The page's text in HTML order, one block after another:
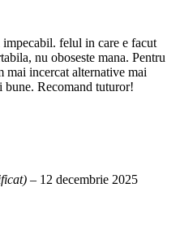
felul in care e facut
nu oboseste mana. Pentru
mai incercat alternative mai
bune. Recomand tuturor!
– 12 decembrie 2025